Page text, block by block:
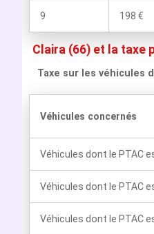
9 198 €
Claira (66) et la taxe
Taxe sur les véhicules
Véhicules concernés
Véhicules dont le PTAC
Véhicules dont le PTAC
Véhicules dont le PTAC